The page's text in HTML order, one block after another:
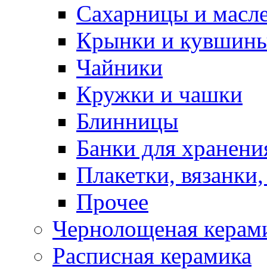
Сахарницы и
Крынки и
Чайники
Кружки и чашки
Блинницы
Банки для
Плакетки,
Прочее
Чернолощеная
Расписная керамика